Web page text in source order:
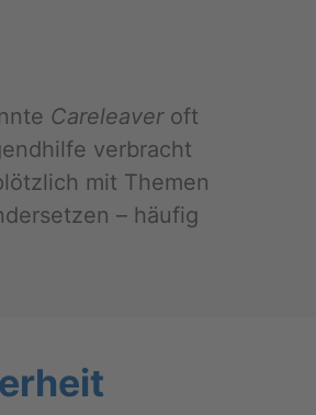
Ca­re­leaveroft
ver­bracht
mit The­men
– häu­fig